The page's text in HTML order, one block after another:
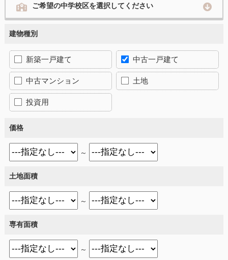
ご希望の中学校区を選択してください
建物種別
新築一戸建て 中古一戸建て
中古マンション 土地
投資用
価格
～
土地面積
～
専有面積
～